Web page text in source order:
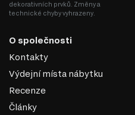
dekorativních prvků. Změny a
technické chyby vyhrazeny.
O společnosti
Kontakty
Výdejní místa nábytku
Recenze
Články